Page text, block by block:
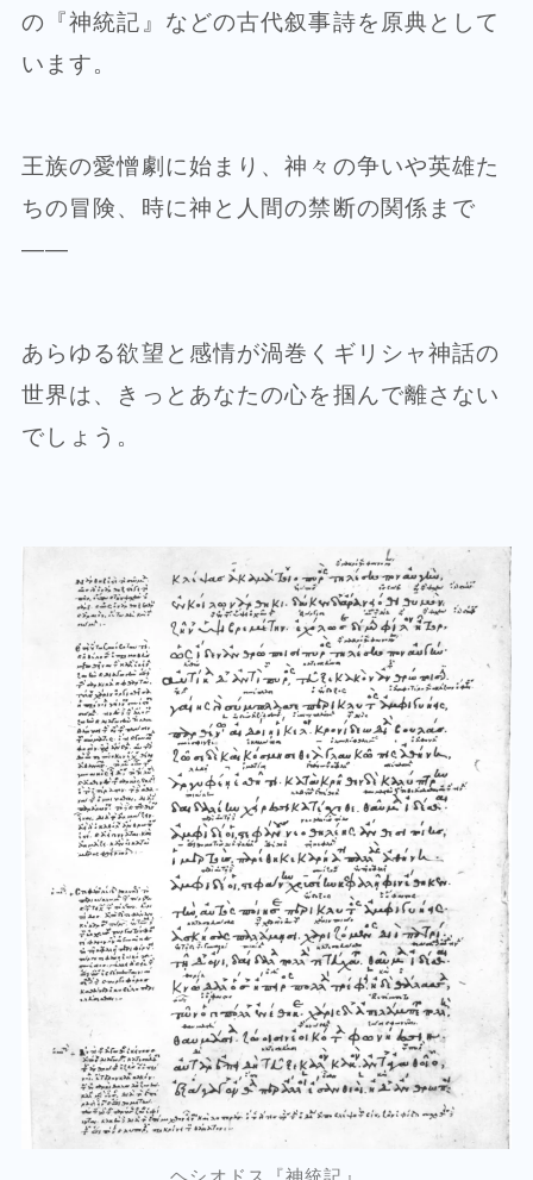
の『神統記』などの古代叙事詩を原典として
います。
王族の愛憎劇に始まり、神々の争いや英雄た
ちの冒険、時に神と人間の禁断の関係まで
——
あらゆる欲望と感情が渦巻くギリシャ神話の
世界は、きっとあなたの心を掴んで離さない
でしょう。
ヘシオドス『神統記』